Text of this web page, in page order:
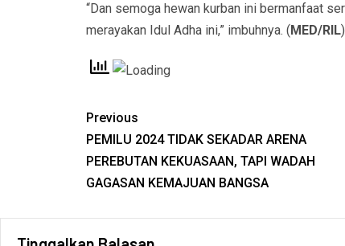
“Dan semoga hewan kurban ini bermanfaat
merayakan Idul Adha ini,” imbuhnya. (MED/RIL)
Previous
PEMILU 2024 TIDAK SEKADAR ARENA
PEREBUTAN KEKUASAAN, TAPI WADAH
GAGASAN KEMAJUAN BANGSA